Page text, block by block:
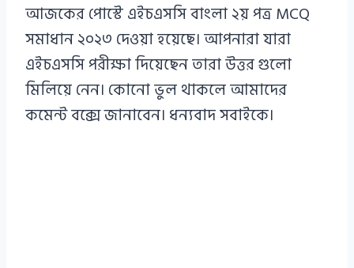
আজকের পোস্টে এইচএসসি বাংলা ২য় পত্র MCQ
সমাধান ২০২৩ দেওয়া হয়েছে। আপনারা যারা
এইচএসসি পরীক্ষা দিয়েছেন তারা উত্তর গুলো
মিলিয়ে নেন। কোনো ভুল থাকলে আমাদের
কমেন্ট বক্সে জানাবেন। ধন্যবাদ সবাইকে।